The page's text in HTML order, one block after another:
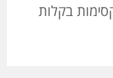
בקלות